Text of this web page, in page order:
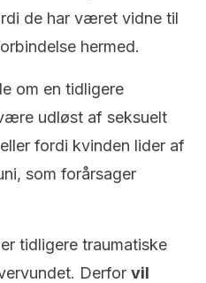
de har været vidne til
hermed.
om en tidligere
udløst af seksuelt
fordi kvinden lider af
som forårsager
tidligere traumatiske
Derfor vil